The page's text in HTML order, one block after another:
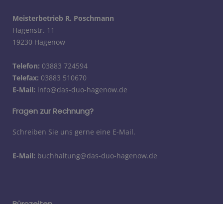
Meisterbetrieb R. Poschmann
Hagenstr. 11
19230 Hagenow
Telefon: 03883 724594
Telefax: 03883 510670
E-Mail: info@das-duo-hagenow.de
Fragen zur Rechnung?
Schreiben Sie uns gerne eine E-Mail.
E-Mail: buchhaltung@das-duo-hagenow.de